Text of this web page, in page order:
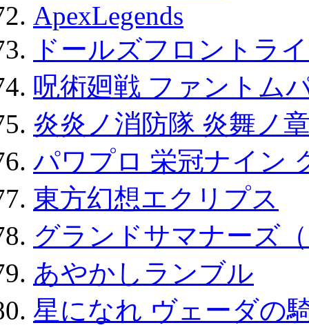
ApexLegends
ドールズフロントラ
呪術廻戦 ファントム
炎炎ノ消防隊 炎舞ノ
パワプロ 栄冠ナイン
東方幻想エクリプス
グランドサマナーズ
あやかしランブル
星になれ ヴェーダの